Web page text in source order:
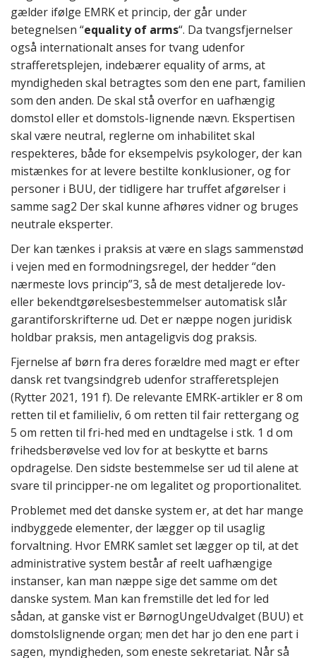
gælder ifølge EMRK et princip, der går under
betegnelsen “equality of arms“. Da tvangsfjernelser
også internationalt anses for tvang udenfor
strafferetsplejen, indebærer equality of arms, at
myndigheden skal betragtes som den ene part, familien
som den anden. De skal stå overfor en uafhængig
domstol eller et domstols-lignende nævn. Ekspertisen
skal være neutral, reglerne om inhabilitet skal
respekteres, både for eksempelvis psykologer, der kan
mistænkes for at levere bestilte konklusioner, og for
personer i BUU, der tidligere har truffet afgørelser i
samme sag2 Der skal kunne afhøres vidner og bruges
neutrale eksperter.
Der kan tænkes i praksis at være en slags sammenstød
i vejen med en formodningsregel, der hedder “den
nærmeste lovs princip”3, så de mest detaljerede lov-
eller bekendtgørelsesbestemmelser automatisk slår
garantiforskrifterne ud. Det er næppe nogen juridisk
holdbar praksis, men antageligvis dog praksis.
Fjernelse af børn fra deres forældre med magt er efter
dansk ret tvangsindgreb udenfor strafferetsplejen
(Rytter 2021, 191 f). De relevante EMRK-artikler er 8 om
retten til et familieliv, 6 om retten til fair rettergang og
5 om retten til fri-hed med en undtagelse i stk. 1 d om
frihedsberøvelse ved lov for at beskytte et barns
opdragelse. Den sidste bestemmelse ser ud til alene at
svare til principper-ne om legalitet og proportionalitet.
Problemet med det danske system er, at det har mange
indbyggede elementer, der lægger op til usaglig
forvaltning. Hvor EMRK samlet set lægger op til, at det
administrative system består af reelt uafhængige
instanser, kan man næppe sige det samme om det
danske system. Man kan fremstille det led for led
sådan, at ganske vist er BørnogUngeUdvalget (BUU) et
domstolslignende organ; men det har jo den ene part i
sagen, myndigheden, som eneste sekretariat. Når så